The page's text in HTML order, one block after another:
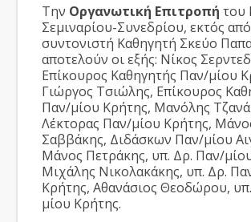
Την Οργανωτική Επιτροπή του
Σεμιναρίου-Συνεδρίου, εκτός
συντονιστή Καθηγητή Σκεύο
αποτελούν οι εξής: Νίκος
Επίκουρος Καθηγητής Παν/μίου
Γιώργος Τσιώλης, Επίκουρος
Παν/μίου Κρήτης, Μανόλης
Λέκτορας Παν/μίου Κρήτης,
Σαββάκης, Διδάσκων Παν/μίου
Μάνος Πετράκης, υπ. Δρ. Παν/
Μιχάλης Νικολακάκης, υπ. Δρ.
Κρήτης, Αθανάσιος Θεοδώρου,
μίου Κρήτης.